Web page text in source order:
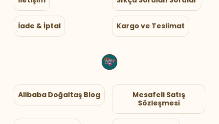
İade & İptal Kargo ve Teslimat
Alibaba Doğaltaş Blog
Mesafeli Satış
Sözleşmesi